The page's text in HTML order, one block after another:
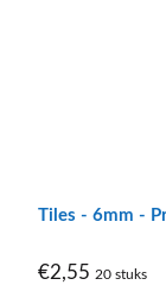
Tiles - 6mm -
€2,55 20 stuks